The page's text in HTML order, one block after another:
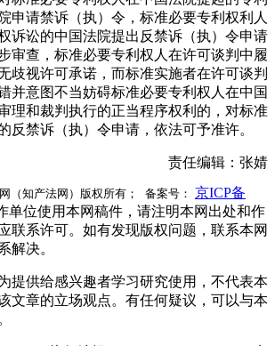
申请禁诉（执）令，标准必要专利权利人
诉讼的中国法院提出反禁诉（执）令申请
审查，标准必要专利权人在许可谈判中履
歧视许可承诺，而标准实施者在许可谈判
并意图不当妨碍标准必要专利权人在中国
理和裁判执行的正当程序权利的，对标准
反禁诉（执）令申请，依法可予准许。
责任编辑：张婧
（知产法网）版权所有； 备案号： 京ICP备
单位使用本网稿件，请注明本网出处和作
联系许可。如有发现版权问题，联系本网
解决。
提供给感兴趣者学习研究使用，不代表本
文章的立场观点。有任何疑议，可以与本